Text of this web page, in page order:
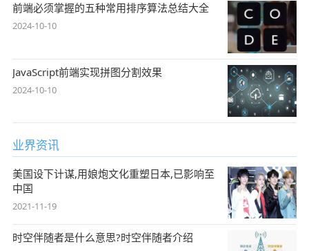
前端必须掌握的五种常用排序算法总结大全
2024-10-10
JavaScript前端实现拼图分割效果
2024-10-10
业界资讯
美国设下计谋,用娘炮文化重塑日本,已影响至
中国
2021-11-19
时空伴随者是什么意思?时空伴随者介绍